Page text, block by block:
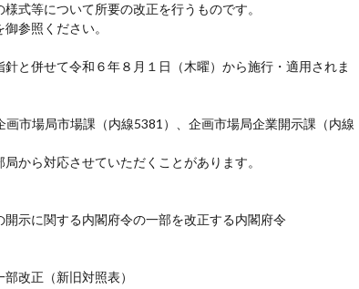
式等について所要の改正を行うものです。
参照ください。
と併せて令和６年８月１日（木曜）から施行・適用されま
場局市場課（内線5381）、企画市場局企業開示課（内線
から対応させていただくことがあります。
示に関する内閣府令の一部を改正する内閣府令
改正（新旧対照表）